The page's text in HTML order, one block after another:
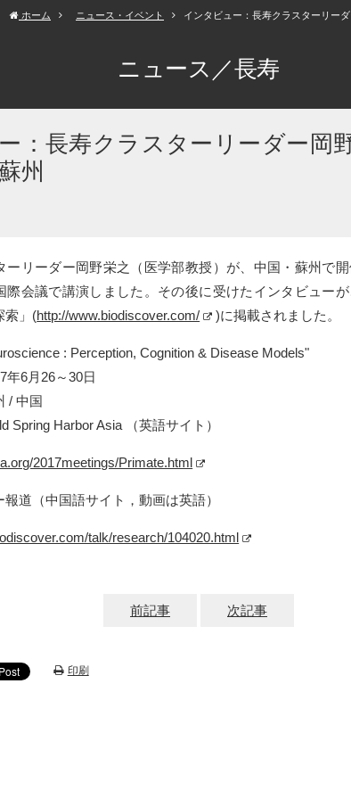
ホーム ニュース・イベント インタビュー：長寿クラスターリーダ
ニュース／長寿
：長寿クラスターリーダー岡
州
ーリーダー岡野栄之（医学部教授）が、中国・蘇州で
際会議で講演しました。その後に受けたインタビュー
索」(http://www.biodiscover.com/ )に掲載されました。
: Perception, Cognition & Disease Models"
年6月26～30日
/ 中国
Harbor Asia （英語サイト）
2017meetings/Primate.html
道（中国語サイト，動画は英語）
talk/research/104020.html
前記事 次記事
印刷